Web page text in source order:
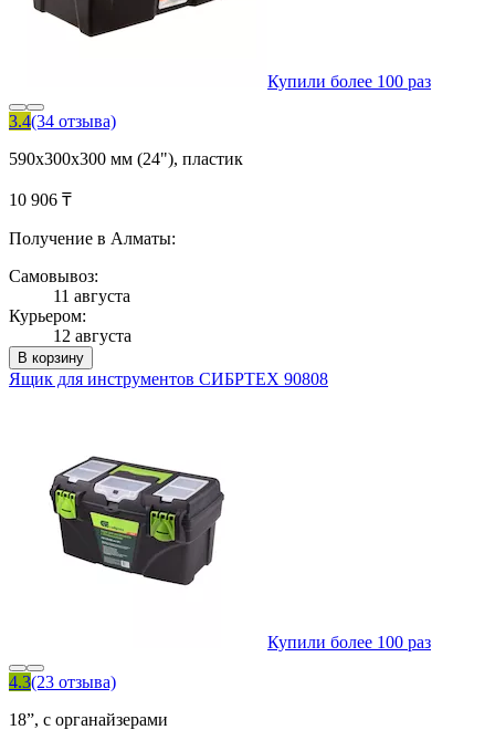
Купили более 100 раз
3.4(34 отзыва)
590х300х300 мм (24"), пластик
10 906 ₸
Получение в Алматы:
Самовывоз:
11 августа
Курьером:
12 августа
В корзину
Ящик для инструментов СИБРТЕХ 90808
Купили более 100 раз
4.3(23 отзыва)
18”, с органайзерами